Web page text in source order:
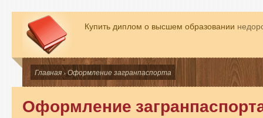
Купить диплом о высшем образовании
Главная› Оформление загранпаспорта
Оформление